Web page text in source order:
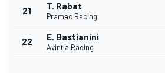
21 T. Rabat
Pramac Racing
22 E. Bastianini
Avintia Racing